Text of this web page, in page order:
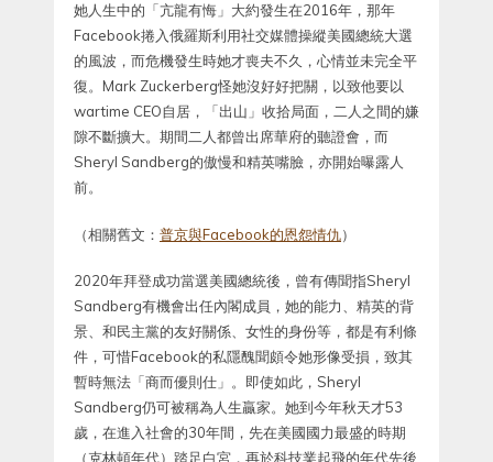
她人生中的「亢龍有悔」大約發生在2016年，那年
Facebook捲入俄羅斯利用社交媒體操縱美國總統大選
的風波，而危機發生時她才喪夫不久，心情並未完全平
復。Mark Zuckerberg怪她沒好好把關，以致他要以
wartime CEO自居，「出山」收拾局面，二人之間的嫌
隙不斷擴大。期間二人都曾出席華府的聽證會，而
Sheryl Sandberg的傲慢和精英嘴臉，亦開始曝露人
前。
（相關舊文： 普京與Facebook的恩怨情仇）
2020年拜登成功當選美國總統後，曾有傳聞指Sheryl
Sandberg有機會出任內閣成員，她的能力、精英的背
景、和民主黨的友好關係、女性的身份等，都是有利條
件，可惜Facebook的私隱醜聞頗令她形像受損，致其
暫時無法「商而優則仕」。即使如此，Sheryl
Sandberg仍可被稱為人生贏家。她到今年秋天才53
歲，在進入社會的30年間，先在美國國力最盛的時期
（克林頓年代）踏足白宮，再於科技業起飛的年代先後